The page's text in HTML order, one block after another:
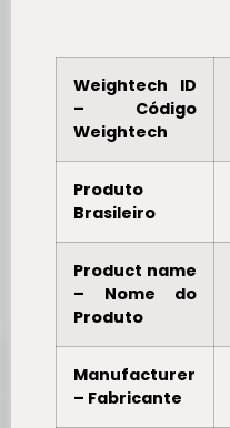
Weightech ID
– Código
Weightech
Produto
Brasileiro
Product name
– Nome do
Produto
Manufacturer
– Fabricante